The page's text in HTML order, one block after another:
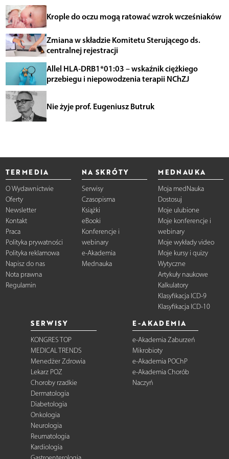
Krople do oczu mogą ratować wzrok wcześniaków
Zmiana w składzie Komitetu Sterującego ds.
centralnej rejestracji
Allel HLA-DRB1*01:03 – wskaźnik ciężkiego
przebiegu i niepowodzenia terapii NChZJ
Nie żyje prof. Eugeniusz Butruk
TERMEDIA
O Wydawnictwie
Oferty
Newsletter
Kontakt
Praca
Polityka prywatności
Polityka reklamowa
Napisz do nas
Nota prawna
Regulamin
NA SKRÓTY
Serwisy
Czasopisma
Książki
eBooki
Konferencje i
webinary
e-Akademia
Mednauka
MEDNAUKA
Moja medNauka
Dostosuj
Moje ulubione
Moje konferencje i
webinary
Moje wykłady video
Moje kursy i quizy
Wytyczne
Artykuły naukowe
Kalkulatory
Klasyfikacja ICD-9
Klasyfikacja ICD-10
SERWISY
KONGRES TOP
MEDICAL TRENDS
Menedżer Zdrowia
Lekarz POZ
Choroby rzadkie
Dermatologia
Diabetologia
Onkologia
Neurologia
Reumatologia
Kardiologia
E-AKADEMIA
e-Akademia Zaburzeń
Mikrobioty
e-Akademia POChP
e-Akademia Chorób
Naczyń